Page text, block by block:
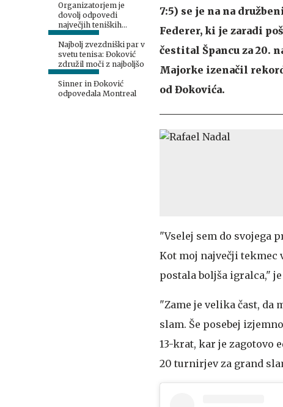
Organizatorjem je
dovolj odpovedi
največjih teniških
zvezdnikov
Najbolj zvezdniški par v
svetu tenisa: Đoković
združil moči z najboljšo
Sinner in Đoković
odpovedala Montreal
7:5) se je na na
Federer, ki je zaradi
čestital Špancu za 20.
Majorke izenačil
od Đokovića.
"Vselej sem do svojega
Kot moj največji tekmec
postala boljša igralca,"
"Zame je velika čast, da
slam. Še posebej
13-krat, kar je zagotovo
20 turnirjev za grand